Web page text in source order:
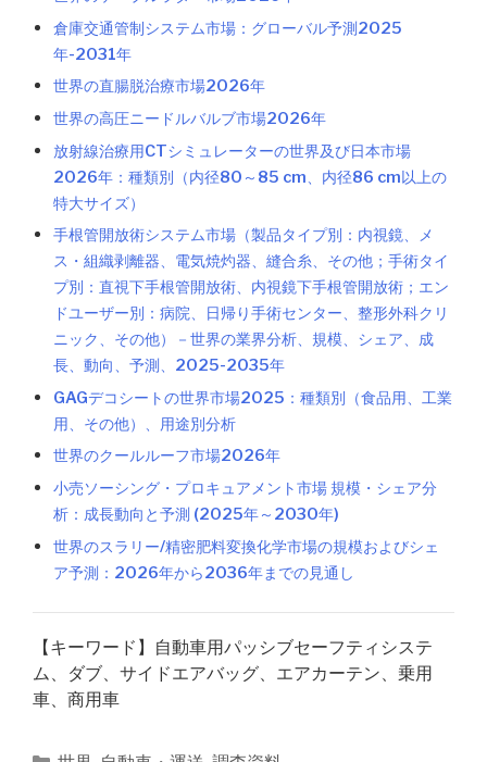
倉庫交通管制システム市場：グローバル予測2025
年-2031年
世界の直腸脱治療市場2026年
世界の高圧ニードルバルブ市場2026年
放射線治療用CTシミュレーターの世界及び日本市場
2026年：種類別（内径80～85 cm、内径86 cm以上の
特大サイズ）
手根管開放術システム市場（製品タイプ別：内視鏡、メ
ス・組織剥離器、電気焼灼器、縫合糸、その他；手術タイ
プ別：直視下手根管開放術、内視鏡下手根管開放術；エン
ドユーザー別：病院、日帰り手術センター、整形外科クリ
ニック、その他）－世界の業界分析、規模、シェア、成
長、動向、予測、2025-2035年
GAGデコシートの世界市場2025：種類別（食品用、工業
用、その他）、用途別分析
世界のクールルーフ市場2026年
小売ソーシング・プロキュアメント市場 規模・シェア分
析：成長動向と予測 (2025年～2030年)
世界のスラリー/精密肥料変換化学市場の規模およびシェ
ア予測：2026年から2036年までの見通し
【キーワード】自動車用パッシブセーフティシステ
ム、ダブ、サイドエアバッグ、エアカーテン、乗用
車、商用車